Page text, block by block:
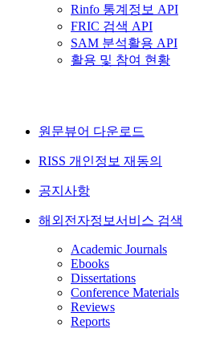
Rinfo 통계정보 API
FRIC 검색 API
SAM 분석활용 API
활용 및 참여 현황
원문뷰어 다운로드
RISS 개인정보 재동의
공지사항
해외전자정보서비스 검색
Academic Journals
Ebooks
Dissertations
Conference Materials
Reviews
Reports